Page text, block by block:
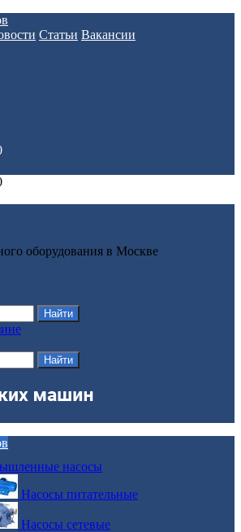
Статьи Вакансии
оборудования в Москве
насосы
Насосы питательные
Насосы сетевые